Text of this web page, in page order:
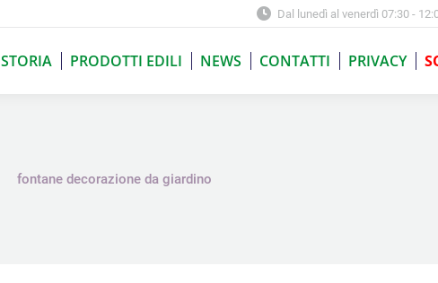
Dal lunedì al venerdì 07:30 -
STORIA PRODOTTI EDILI NEWS CONTATTI PRIVACY
fontane decorazione da giardino
STORIA PRODOTTI EDILI NEWS CONTATTI PRIVACY